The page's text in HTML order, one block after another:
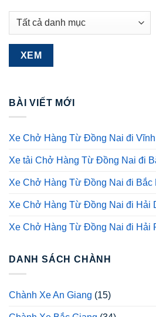
BÀI VIẾT MỚI
Xe Chở Hàng Từ Đồng Nai đi
Xe tải Chở Hàng Từ Đồng Nai đi
Xe Chở Hàng Từ Đồng Nai đi Bắc
Xe Chở Hàng Từ Đồng Nai đi Hải
Xe Chở Hàng Từ Đồng Nai đi Hải
DANH SÁCH CHÀNH
Chành Xe An Giang (15)